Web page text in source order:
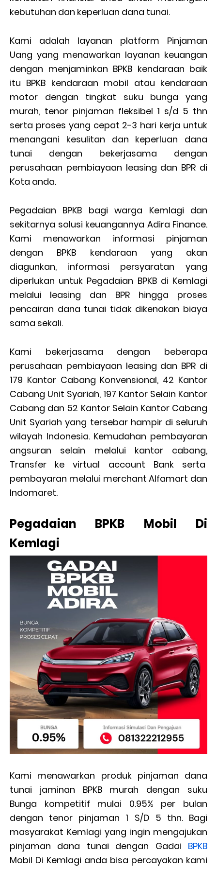
kebutuhan dan keperluan dana tunai.
Kami adalah layanan platform Pinjaman
Uang yang menawarkan layanan keuangan
dengan menjaminkan BPKB kendaraan baik
itu BPKB kendaraan mobil atau kendaraan
motor dengan tingkat suku bunga yang
murah, tenor pinjaman fleksibel 1 s/d 5 thn
serta proses yang cepat 2-3 hari kerja untuk
menangani kesulitan dan keperluan dana
tunai dengan bekerjasama dengan
perusahaan pembiayaan leasing dan BPR di
Kota anda.
Pegadaian BPKB bagi warga Kemlagi dan
sekitarnya solusi keuangannya Adira Finance.
Kami menawarkan informasi pinjaman
dengan BPKB kendaraan yang akan
diagunkan, informasi persyaratan yang
diperlukan untuk Pegadaian BPKB di Kemlagi
melalui leasing dan BPR hingga proses
pencairan dana tunai tidak dikenakan biaya
sama sekali.
Kami bekerjasama dengan beberapa
perusahaan pembiayaan leasing dan BPR di
179 Kantor Cabang Konvensional, 42 Kantor
Cabang Unit Syariah, 197 Kantor Selain Kantor
Cabang dan 52 Kantor Selain Kantor Cabang
Unit Syariah yang tersebar hampir di seluruh
wilayah Indonesia. Kemudahan pembayaran
angsuran selain melalui kantor cabang,
Transfer ke virtual account Bank serta
pembayaran melalui merchant Alfamart dan
Indomaret.
Pegadaian BPKB Mobil Di
Kemlagi
Kami menawarkan produk pinjaman dana
tunai jaminan BPKB murah dengan suku
Bunga kompetitif mulai 0.95% per bulan
dengan tenor pinjaman 1 S/D 5 thn. Bagi
masyarakat Kemlagi yang ingin mengajukan
pinjaman dana tunai dengan Gadai BPKB
Mobil Di Kemlagi anda bisa percayakan kami